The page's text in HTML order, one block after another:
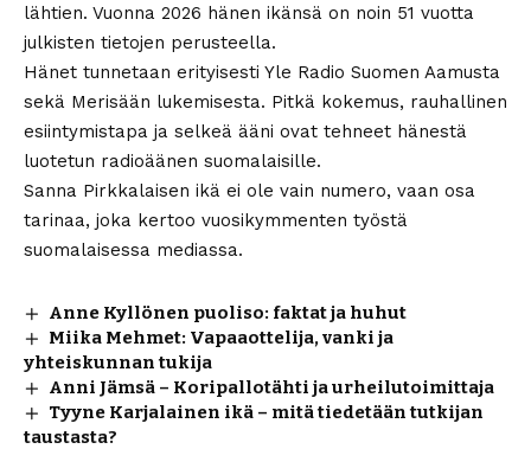
lähtien. Vuonna 2026 hänen ikänsä on noin 51 vuotta
julkisten tietojen perusteella.
Hänet tunnetaan erityisesti Yle Radio Suomen Aamusta
sekä Merisään lukemisesta. Pitkä kokemus, rauhallinen
esiintymistapa ja selkeä ääni ovat tehneet hänestä
luotetun radioäänen suomalaisille.
Sanna Pirkkalaisen ikä ei ole vain numero, vaan osa
tarinaa, joka kertoo vuosikymmenten työstä
suomalaisessa mediassa.
Anne Kyllönen puoliso: faktat ja huhut
Miika Mehmet: Vapaaottelija, vanki ja
yhteiskunnan tukija
Anni Jämsä – Koripallotähti ja urheilutoimittaja
Tyyne Karjalainen ikä – mitä tiedetään tutkijan
taustasta?